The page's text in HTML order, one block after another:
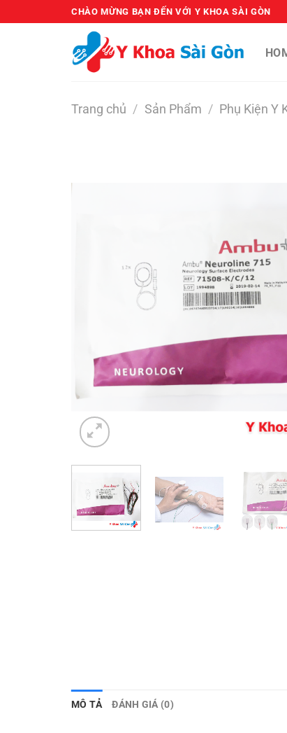
CHÀO MỪNG BẠN ĐẾN VỚI Y KHOA SÀI GÒN
Trang chủ / Sản Phẩm / Phụ Kiện Y
MÔ TẢ ĐÁNH GIÁ (0)